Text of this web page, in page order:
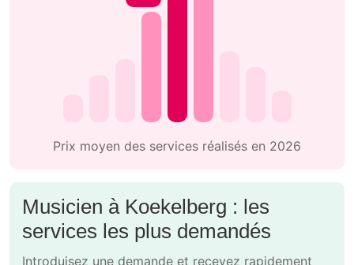
Prix moyen des services réalisés en 2026
Musicien à Koekelberg : les
services les plus demandés
Introduisez une demande et recevez rapidement